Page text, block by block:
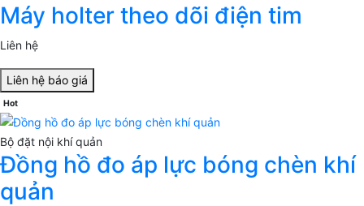
Máy holter theo dõi điện tim
Liên hệ
Liên hệ báo giá
Hot
Bộ đặt nội khí quản
Đồng hồ đo áp lực bóng chèn khí
quản